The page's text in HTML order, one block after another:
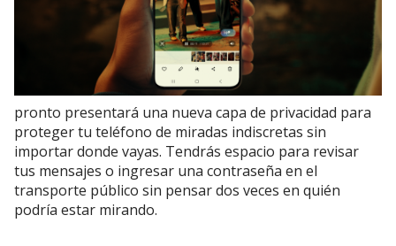
pronto presentará una nueva capa de privacidad para
proteger tu teléfono de miradas indiscretas sin
importar donde vayas. Tendrás espacio para revisar
tus mensajes o ingresar una contraseña en el
transporte público sin pensar dos veces en quién
podría estar mirando.